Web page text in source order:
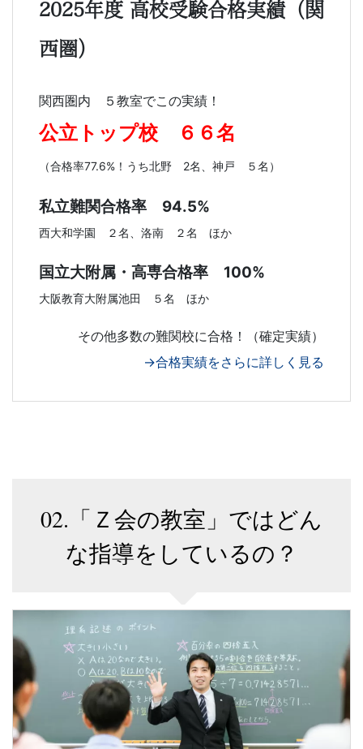
2025年度 高校受験合格実績（関
西圏）
関西圏内 ５教室でこの実績！
公立トップ校 ６６名
（合格率77.6%！うち北野 2名、神戸 ５名）
私立難関合格率 94.5%
西大和学園 ２名、洛南 ２名 ほか
国立大附属・高専合格率 100%
大阪教育大附属池田 ５名 ほか
その他多数の難関校に合格！（確定実績）
→合格実績をさらに詳しく見る
02.「Ｚ会の教室」ではどん
な指導をしているの？